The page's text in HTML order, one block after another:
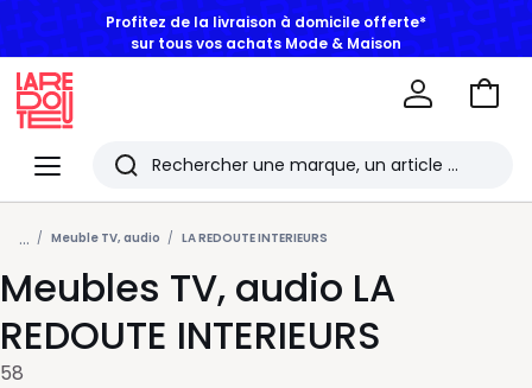
BONS PLANS | Jusqu'à -50% dès 2 articles*
Menu
Redoute
Rechercher
Les
derniers
articles
consultés
Aller
... Meuble TV, audio LA REDOUTE INTERIEURS
Meubles TV, audio LA
REDOUTE INTERIEURS
58